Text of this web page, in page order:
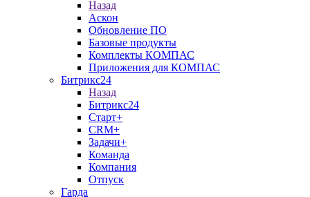
Назад
Аскон
Обновление ПО
Базовые продукты
Комплекты КОМПАС
Приложения для КОМПАС
Битрикс24
Назад
Битрикс24
Старт+
CRM+
Задачи+
Команда
Компания
Отпуск
Гарда